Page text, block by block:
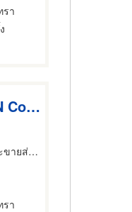
รา
รับสมัครตัวแทนจำหน่าย BN Coffee
และใบชา
รา